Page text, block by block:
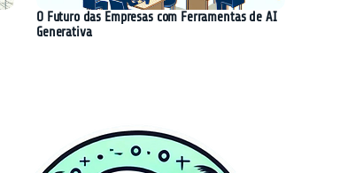
O Futuro das Empresas com Ferramentas de AI
Generativa